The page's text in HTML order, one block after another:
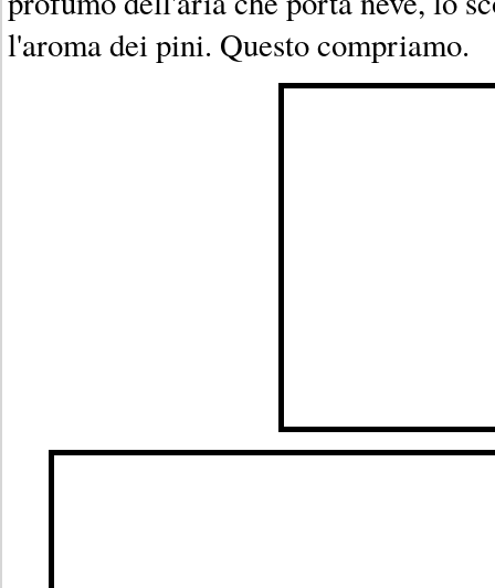
l'aroma dei pini. Questo compriamo.